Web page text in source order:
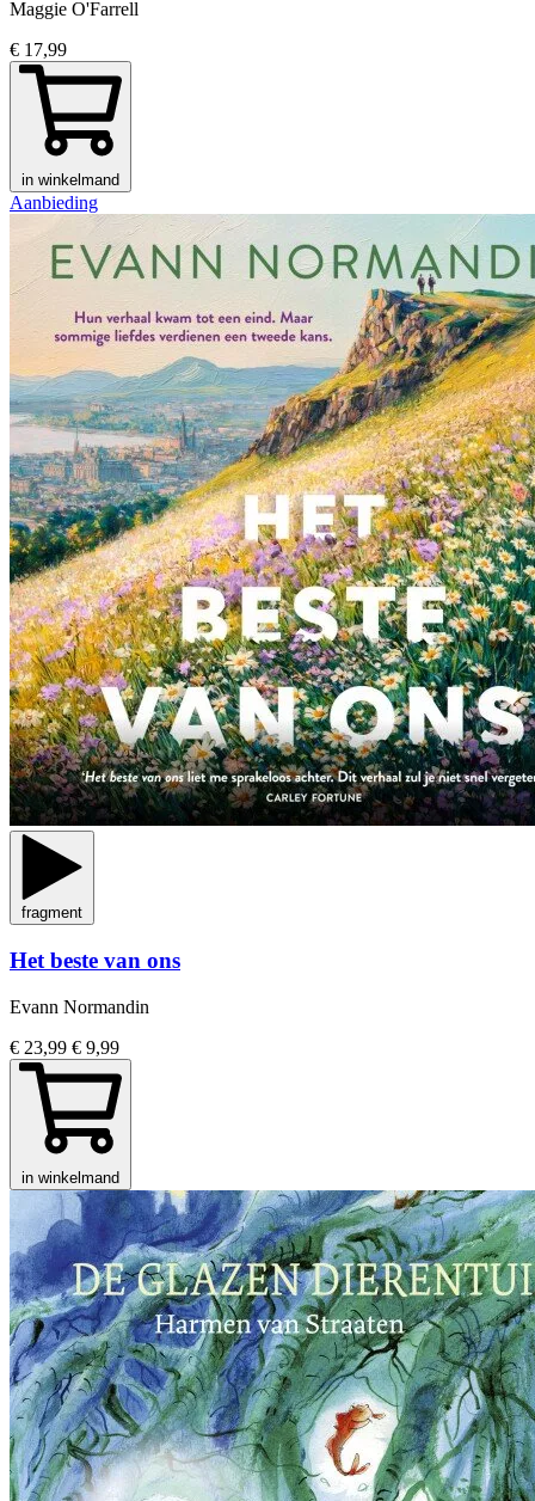
Maggie O'Farrell
€ 17,99
in winkelmand
Aanbieding
fragment
Het beste van ons
Evann Normandin
€ 23,99 € 9,99
in winkelmand